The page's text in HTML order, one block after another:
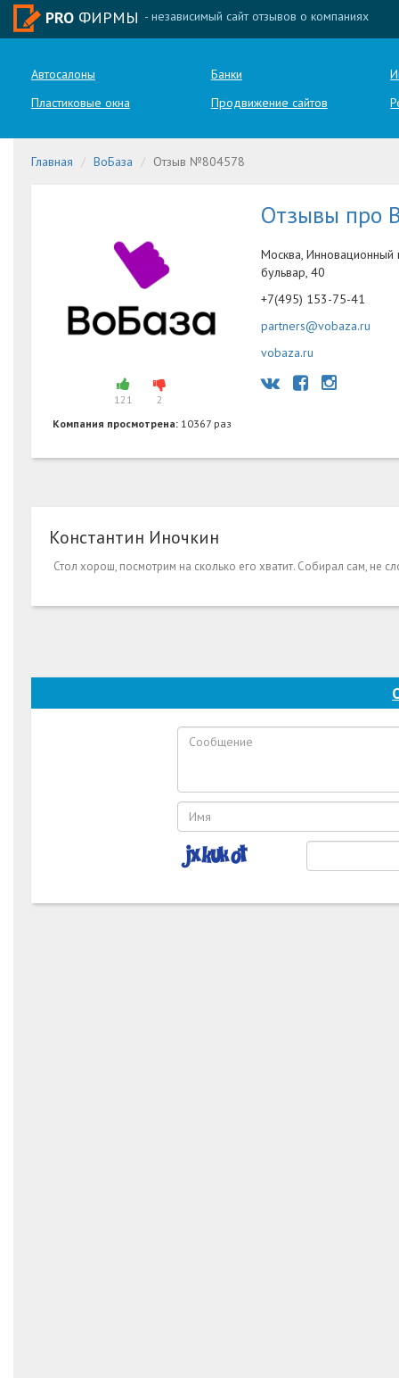
PRO ФИРМЫ - независимый сайт отзывов о компаниях
Автосалоны Банки
Пластиковые окна
Продвижение сайтов
Главная ВоБаза Отзыв №804578
121
2
Компания просмотрена: 10367 раз
Отзывы про
Москва,
бульвар, 40
+7(495) 153-75-41
partners@vobaza.ru
vobaza.ru
Константин Иночкин
Стол хорош, посмотрим на сколько его хватит. Собирал сам, не